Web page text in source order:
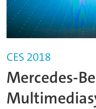
CES 2018
Mercedes-